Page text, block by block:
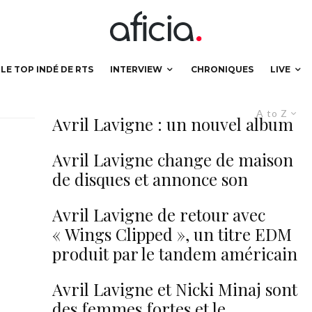
LE TOP INDÉ DE RTS INTERVIEW CHRONIQUES LIVE
A to Z
Avril Lavigne : un nouvel album
Avril Lavigne change de maison
de disques et annonce son
Avril Lavigne de retour avec
« Wings Clipped », un titre EDM
produit par le tandem américain
Avril Lavigne et Nicki Minaj sont